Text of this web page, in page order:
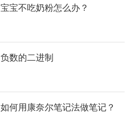
宝宝不吃奶粉怎么办？
负数的二进制
如何用康奈尔笔记法做笔记？